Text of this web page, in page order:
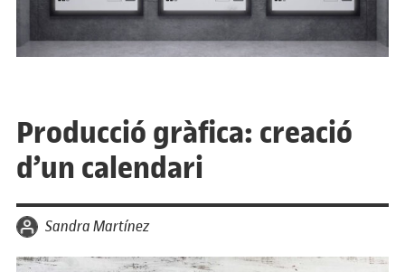
Producció gràfica: creació
d’un calendari
per Sandra Martínez